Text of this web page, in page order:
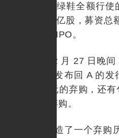
6.95 亿元；绿鞋全额行
倒 9.72555 亿股，募资
金额最大的 IPO。
然而 12 月 27 日晚间
霸中国移动发布回 A 的
者 7.43 亿元的弃购，还
1270 万元弃购。
这又创造了一个弃购